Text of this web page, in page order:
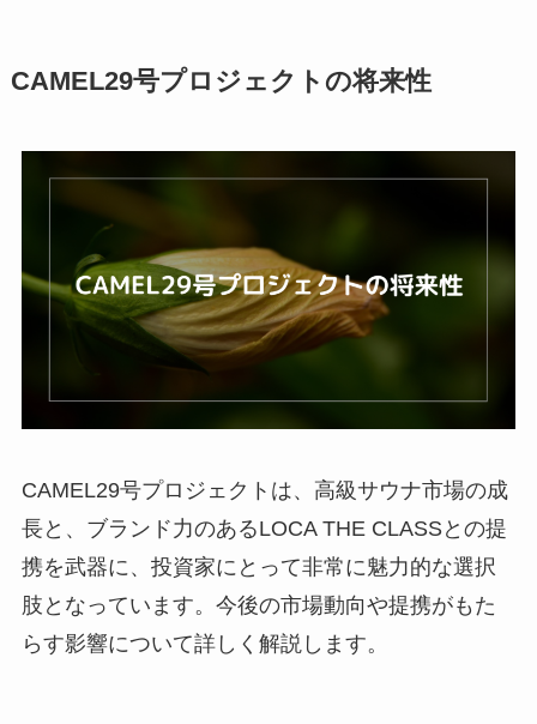
CAMEL29号プロジェクトの将来性
CAMEL29号プロジェクトは、高級サウナ市場の成
長と、ブランド力のあるLOCA THE CLASSとの提
携を武器に、投資家にとって非常に魅力的な選択
肢となっています。今後の市場動向や提携がもた
らす影響について詳しく解説します。